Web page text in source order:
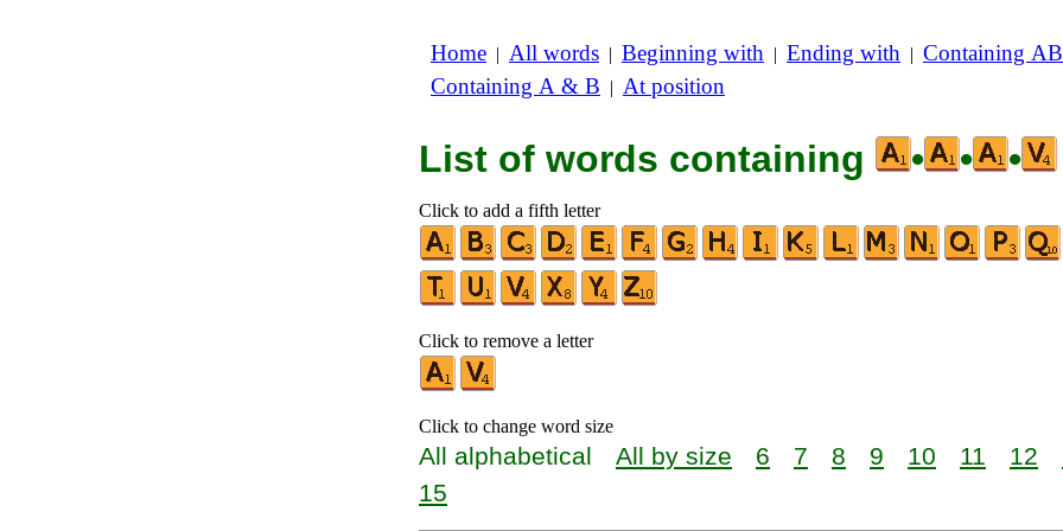
Home | All words | Beginning with | Ending with | Containing AB
Containing A & B | At position
List of words containing • • •
Click to add a fifth letter
Click to remove a letter
Click to change word size
All alphabetical All by size 6 7 8 9 10 11 12
15